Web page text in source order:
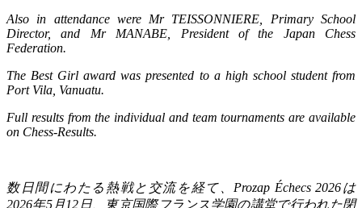
Also in attendance were Mr TEISSONNIERE, Primary School
Director, and Mr MANABE, President of the Japan Chess
Federation.
The Best Girl award was presented to a high school student from
Port Vila, Vanuatu.
Full results from the individual and team tournaments are available
on Chess-Results.
数日間にわたる熱戦と交流を経て、 Prozap Échecs 2026は
2026年5月12日、東京国際フランス学園の講堂で行われた閉